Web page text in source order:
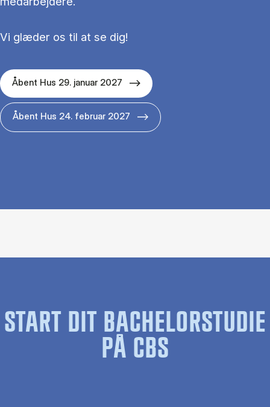
Vi glæder os til at se dig!
Åbent Hus 29. januar 2027
Åbent Hus 24. februar 2027
START DIT BACHELORSTUDIE
PÅ CBS